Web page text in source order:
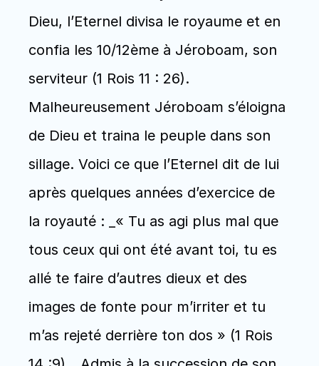
Dieu, l’Eternel divisa le royaume et en
confia les 10/12ème à Jéroboam, son
serviteur (1 Rois 11 : 26).
Malheureusement Jéroboam s’éloigna
de Dieu et traina le peuple dans son
sillage. Voici ce que l’Eternel dit de lui
après quelques années d’exercice de
la royauté : _« Tu as agi plus mal que
tous ceux qui ont été avant toi, tu es
allé te faire d’autres dieux et des
images de fonte pour m’irriter et tu
m’as rejeté derrière ton dos » (1 Rois